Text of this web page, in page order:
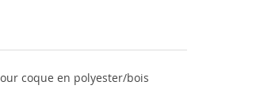
coque en polyester/bois